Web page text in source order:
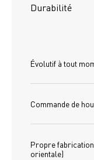
Durabilité
Évolutif à tout
Commande de
Propre
orientale)